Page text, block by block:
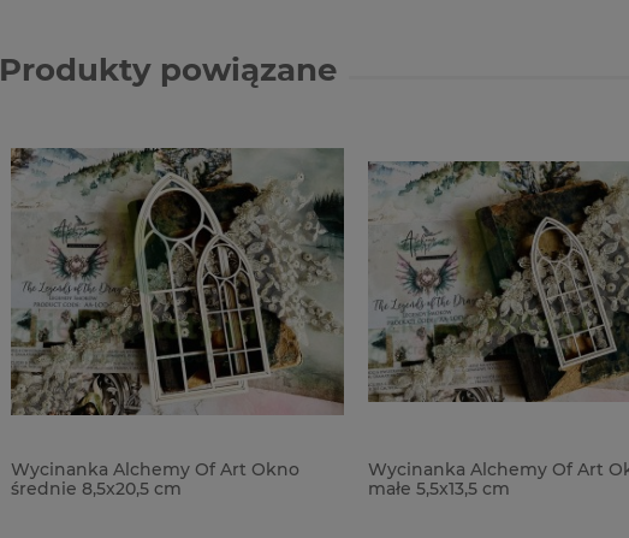
Produkty powiązane
Wycinanka Alchemy Of Art Okno
średnie 8,5x20,5 cm
Wycinanka Alchemy Of Art
małe 5,5x13,5 cm